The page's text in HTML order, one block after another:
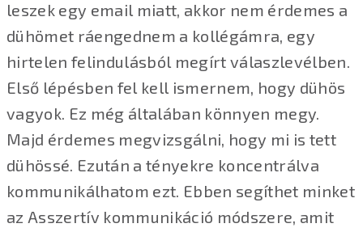
leszek egy email miatt, akkor nem érdemes a
dühömet ráengednem a kollégámra, egy
hirtelen felindulásból megírt válaszlevélben.
Első lépésben fel kell ismernem, hogy dühös
vagyok. Ez még általában könnyen megy.
Majd érdemes megvizsgálni, hogy mi is tett
dühössé. Ezután a tényekre koncentrálva
kommunikálhatom ezt. Ebben segíthet minket
az Asszertív kommunikáció módszere, amit